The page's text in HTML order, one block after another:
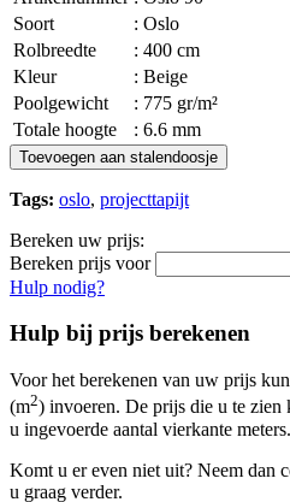
Soort
: Oslo
Rolbreedte
: 400 cm
Kleur
: Beige
Poolgewicht
: 775 gr/m²
Totale hoogte
: 6.6 mm
Toevoegen aan stalendoosje
Tags: oslo, projecttapijt
Bereken uw prijs:
Bereken prijs voor
Hulp nodig?
Hulp bij prijs berekenen
Voor het berekenen van uw prijs
(m2) invoeren. De prijs die u te zien
u ingevoerde aantal vierkante meters.
Komt u er even niet uit? Neem dan
u graag verder.